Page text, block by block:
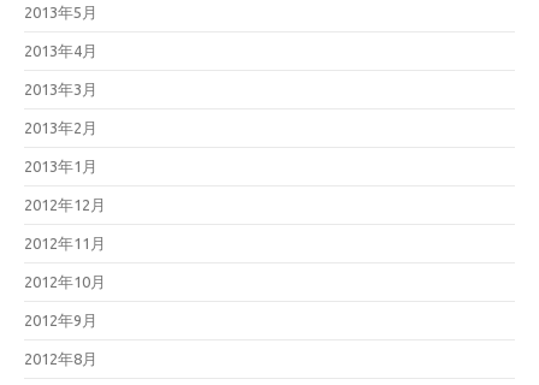
2013年5月
2013年4月
2013年3月
2013年2月
2013年1月
2012年12月
2012年11月
2012年10月
2012年9月
2012年8月